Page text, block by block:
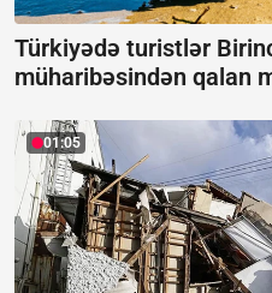
Türkiyədə turistlər
müharibəsindən qalan
01:05